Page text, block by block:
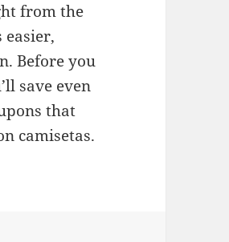
from the
Before you
save even
that
camisetas.